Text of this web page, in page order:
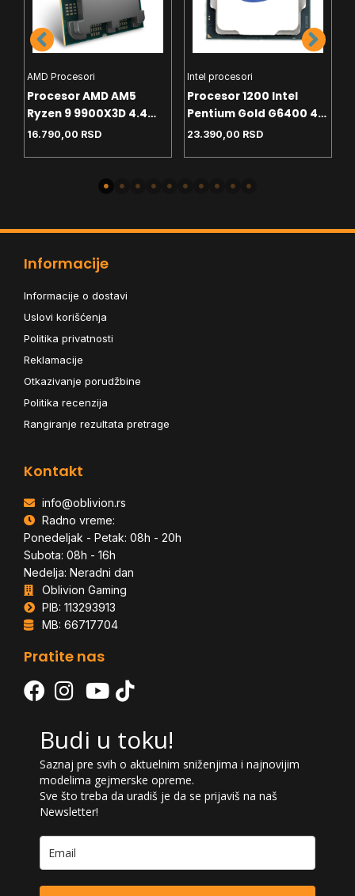
AMD Procesori
Procesor AMD AM5
Ryzen 9 9900X3D 4.4
GHz Tray
16.790,00 RSD
Intel procesori
Procesor 1200 Intel
Pentium Gold G6400 4.0
GHz Tray
23.390,00 RSD
Informacije
Informacije o dostavi
Uslovi korišćenja
Politika privatnosti
Reklamacije
Otkazivanje porudžbine
Politika recenzija
Rangiranje rezultata pretrage
Kontakt
info@oblivion.rs
Radno vreme:
Ponedeljak - Petak: 08h - 20h
Subota: 08h - 16h
Nedelja: Neradni dan
Oblivion Gaming
PIB: 113293913
MB: 66717704
Pratite nas
Budi u toku!
Saznaj pre svih o aktuelnim sniženjima i najnovijim
modelima gejmerske opreme.
Sve što treba da uradiš je da se prijaviš na naš
Newsletter!